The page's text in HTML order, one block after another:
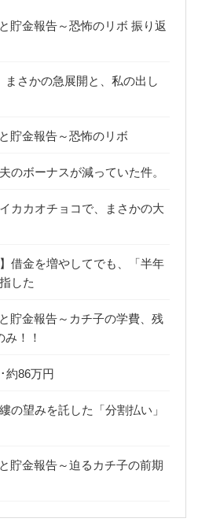
金報告～恐怖のリボ 振り返
まさかの急展開と、私の出し
貯金報告～恐怖のリボ
のボーナスが減っていた件。
カカオチョコで、まさかの大
借金を増やしてでも、「半年
した
金報告～カチ子の学費、残
！！
約86万円
の望みを託した「分割払い」
金報告～迫るカチ子の前期